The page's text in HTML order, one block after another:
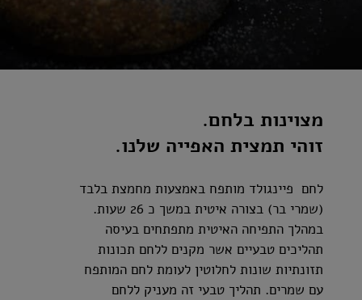
מצוינות בלחם.
זוהי תמצית האפייה שלנו.
לחם פיינגולד מותפח באמצעות מחמצת בלבד
(שמרי בר) בצורה איטית במשך כ 26 שעות.
במהלך התפיחה האיטית מתפתחים בעיסה
תהליכים טבעיים אשר מקנים ללחם תכונות
תזונתיות שונות לחלוטין לעומת לחם המותפח
עם שמרים. תהליך טבעי זה מעניק ללחם